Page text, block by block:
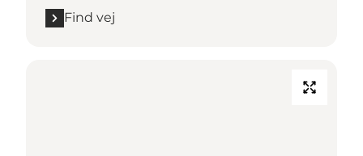
Find vej